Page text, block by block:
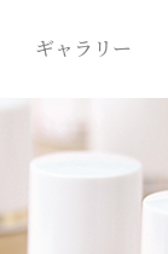
ギャラリー